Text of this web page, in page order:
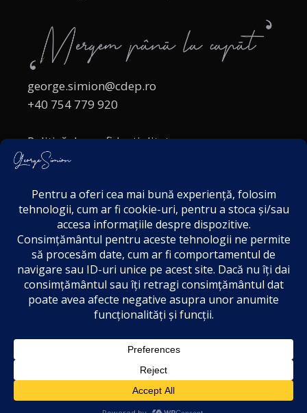
george.simion@cdep.ro
+40 754 779 920
Politică de confidențialitate
Politica cookies
Acordul de markting
Disclaimer